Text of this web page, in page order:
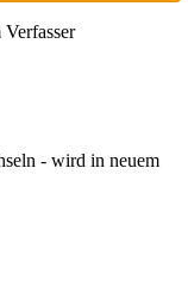
Verfasser
- wird in neuem